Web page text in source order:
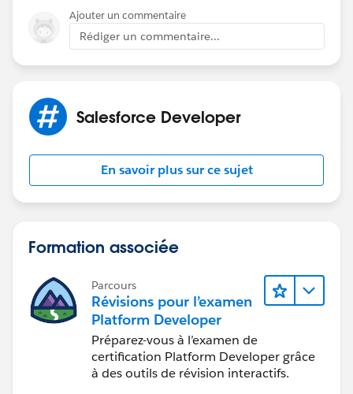
Ajouter un commentaire
Rédiger un commentaire...
Salesforce Developer
En savoir plus sur ce sujet
Formation associée
Parcours
Révisions pour l’examen
Platform Developer
Préparez-vous à l’examen de
certification Platform Developer grâce
à des outils de révision interactifs.